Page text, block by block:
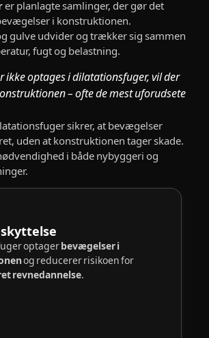
er planlagte samlinger, der gør det
i konstruktionen.
gulve udvider og trækker sig sammen
fugt og belastning.
ikke optages i dilatationsfuger, vil der
– ofte de mest uforudsete
sikrer, at bevægelser
uden at konstruktionen tager skade.
i både nybyggeri og
optagerbevægelser i
og reducerer risikoen for
revnedannelse.